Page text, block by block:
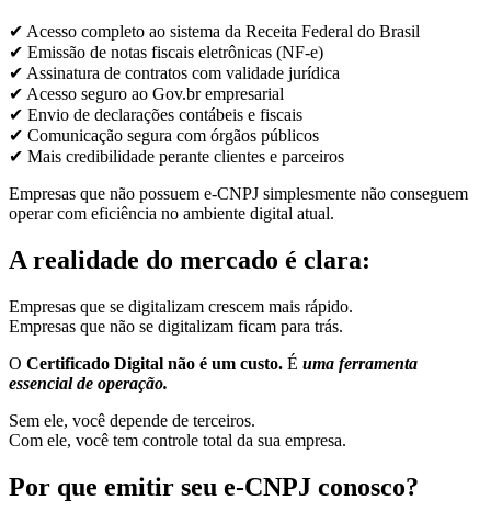
✔ Acesso completo ao sistema da Receita Federal do Brasil
✔ Emissão de notas fiscais eletrônicas (NF-e)
✔ Assinatura de contratos com validade jurídica
✔ Acesso seguro ao Gov.br empresarial
✔ Envio de declarações contábeis e fiscais
✔ Comunicação segura com órgãos públicos
✔ Mais credibilidade perante clientes e parceiros
Empresas que não possuem e-CNPJ simplesmente não conseguem
operar com eficiência no ambiente digital atual.
A realidade do mercado é clara:
Empresas que se digitalizam crescem mais rápido.
Empresas que não se digitalizam ficam para trás.
O Certificado Digital não é um custo. É uma ferramenta
essencial de operação.
Sem ele, você depende de terceiros.
Com ele, você tem controle total da sua empresa.
Por que emitir seu e-CNPJ conosco?